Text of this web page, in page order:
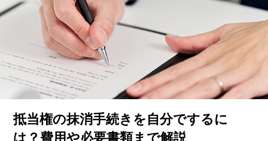
社員紹介
買取の事例
お客様の声
抵当権の抹消手続きを自分でするに
は？費用や必要書類まで解説